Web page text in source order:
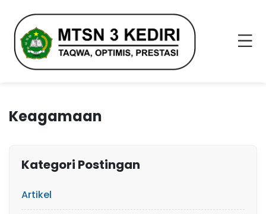
Keagamaan
Kategori Postingan
Artikel